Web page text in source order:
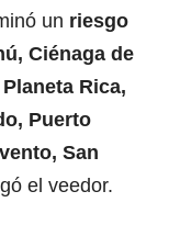
un riesgo
Ciénaga de
Rica,
Puerto
San
el veedor.